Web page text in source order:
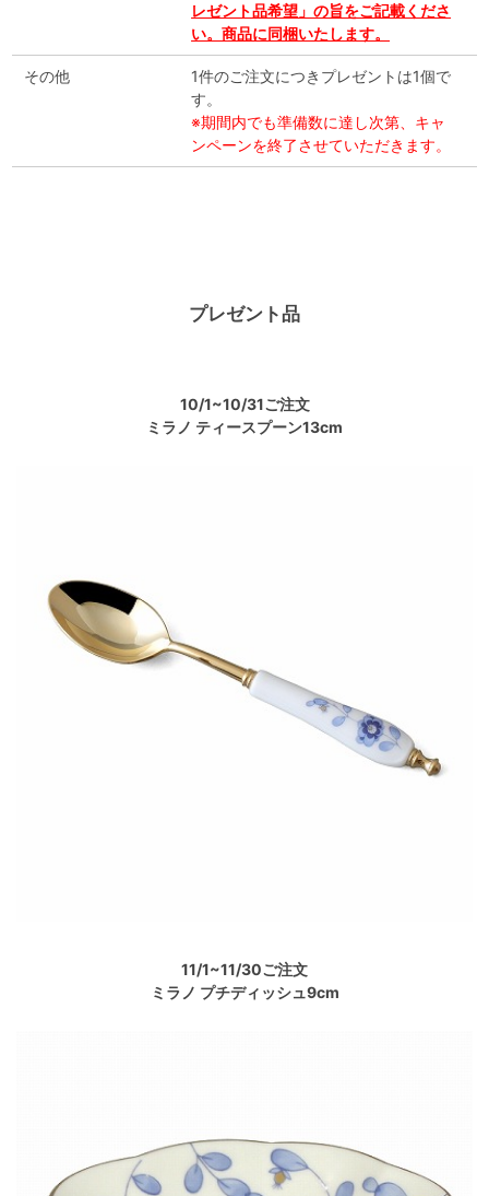
レゼント品希望」の旨をご記載くださ
い。商品に同梱いたします。
その他
1件のご注文につきプレゼントは1個で
す。
※期間内でも準備数に達し次第、キャ
ンペーンを終了させていただきます。
プレゼント品
10/1~10/31ご注文
ミラノ ティースプーン13cm
11/1~11/30ご注文
ミラノ プチディッシュ9cm